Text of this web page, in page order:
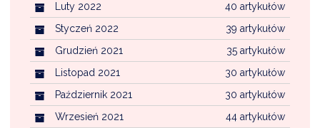
40 artykułów
Luty 2022
39 artykułów
Styczeń 2022
35 artykułów
Grudzień 2021
30 artykułów
Listopad 2021
30 artykułów
Październik 2021
44 artykułów
Wrzesień 2021